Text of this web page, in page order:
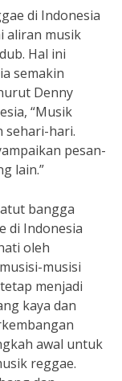
di Indonesia
aliran musik
Hal ini
semakin
Denny
“Musik
sehari-hari.
pesan-
lain.”
bangga
di Indonesia
oleh
musisi
menjadi
kaya dan
awal untuk
reggae.